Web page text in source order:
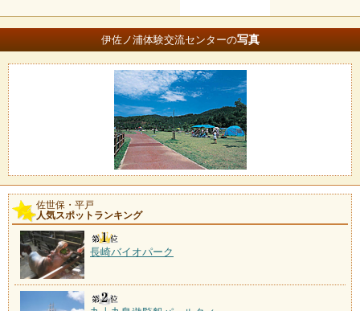
伊佐ノ浦体験交流センターの写真
佐世保・平戸
人気スポットランキング
長崎バイオパーク